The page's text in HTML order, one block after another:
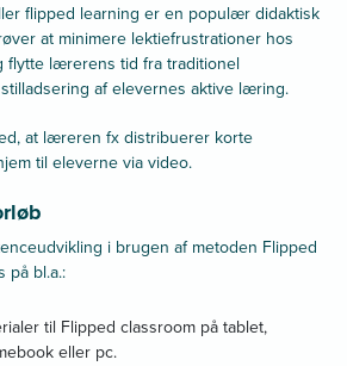
flipped learning er en populær didaktisk
at minimere lektiefrustrationer hos
flytte lærerens tid fra traditionel
af elevernes aktive læring.
at læreren fx distribuerer korte
til eleverne via video.
i brugen af metoden Flipped
på bl.a.:
til Flipped classroom på tablet,
eller pc.